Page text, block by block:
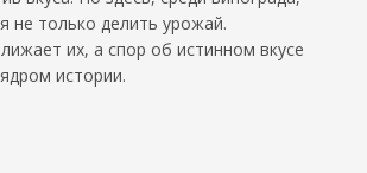
не только делить урожай.
их, а спор об истинном вкусе
истории.